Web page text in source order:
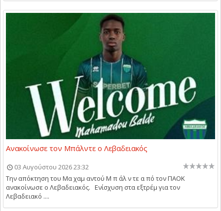
Ανακοίνωσε τον Μπάλντε ο Λεβαδειακός
03 Αυγούστου 2026 23:32
Την απόκτηση του Μα χαμ αντού Μ π άλ ν τε α πό τον ΠΑΟΚ
ανακοίνωσε ο Λεβαδειακός. Ενίσχυση στα εξτρέμ για τον
Λεβαδειακό ....